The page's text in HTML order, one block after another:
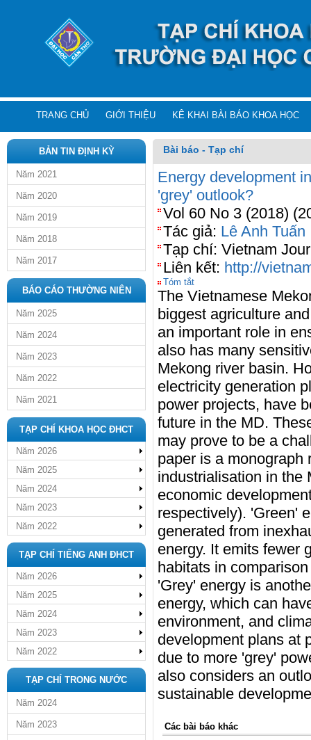
TRANG CHỦ GIỚI THIỆU KÊ KHAI BÀI BÁO KHOA HỌC
BẢN TIN ĐỊNH KỲ
Năm 2021
Năm 2020
Năm 2019
Năm 2018
Năm 2017
BÁO CÁO THƯỜNG NIÊN
Năm 2025
Năm 2024
Năm 2023
Năm 2022
Năm 2021
TẠP CHÍ KHOA HỌC ĐHCT
Năm 2026
Năm 2025
Năm 2024
Năm 2023
Năm 2022
TẠP CHÍ TIẾNG ANH ĐHCT
Năm 2026
Năm 2025
Năm 2024
Năm 2023
Năm 2022
TẠP CHÍ TRONG NƯỚC
Năm 2024
Năm 2023
Bài báo - Tạp chí
Energy development
'grey' outlook?
Vol 60 No 3 (2018)
Tác giả: Lê Anh Tuấn
Tạp chí: Vietnam
Liên kết: http://
Tóm tắt
The Vietnamese
biggest agriculture
an important role in
also has many
Mekong river basin.
electricity generation
power projects, have
future in the MD.
may prove to be a
paper is a monograph
industrialisation in the
economic
respectively). 'Green'
generated from
energy. It emits fewer
habitats in
'Grey' energy is
energy, which can
environment, and
development plans at
due to more 'grey'
also considers an
sustainable
Các bài báo khác